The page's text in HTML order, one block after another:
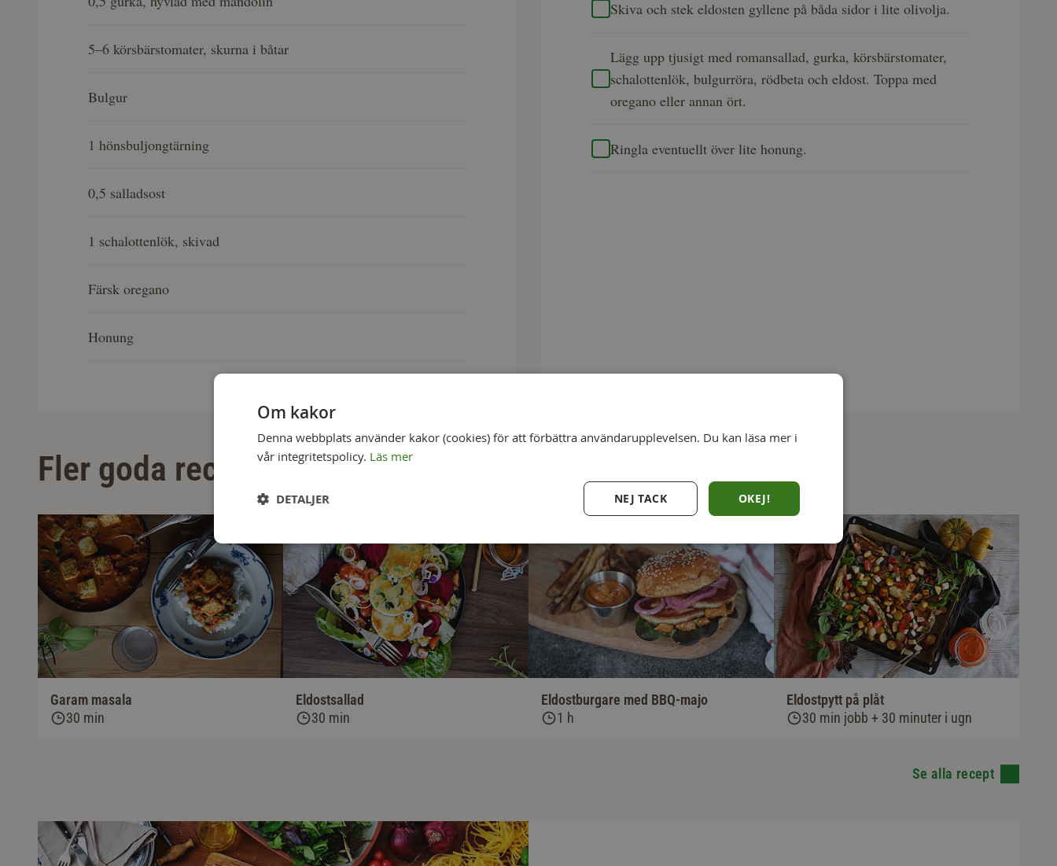
5–6 körsbärstomater, skurna i båtar
Bulgur
1 hönsbuljongtärning
0,5 salladsost
1 schalottenlök, skivad
Färsk oregano
Honung
Skiva och stek eldosten gyllene på båda sidor i lite olivolja.
Lägg upp tjusigt med romansallad, gurka, körsbärstomater,
schalottenlök, bulgurröra, rödbeta och eldost. Toppa med
oregano eller annan ört.
Ringla eventuellt över lite honung.
Fler goda recept
Garam masala
30 min
Eldostsallad
30 min
Eldostburgare med BBQ-majo
1 h
Eldostpytt på plåt
30 min jobb + 30 minuter i ugn
Se alla recept
Om kakor
Denna webbplats använder kakor (cookies) för att förbättra användarupplevelsen. Du kan läsa mer i
vår integritetspolicy. Läs mer
OKEJ!
NEJ TACK
DETALJER